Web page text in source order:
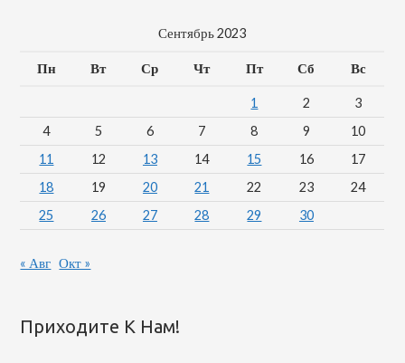
Сентябрь 2023
Пн Вт Ср Чт Пт Сб Вс
1 2
3
4
5 6 7 8 9
10
11
12 13 14 15 16
17
18
19 20 21 22 23
24
25
26 27 28 29 30
« Авг Окт »
Приходите К Нам!